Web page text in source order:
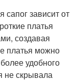
зависит от
платья
создавая
платья можно
удобного
не скрывала